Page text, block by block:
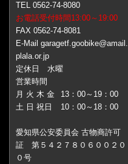
TEL 0562-74-8080
お電話受付時間13:00～19:00
FAX 0562-74-8081
E-Mail garagetf.goobike@amail.
plala.or.jp
定休日 水曜
営業時間
月 火 木 金
13：00～19：00
土 日 祝日
10：00～18：00
愛知県公安委員会 古物商許可
証 第５４２７８０６００２０
０号